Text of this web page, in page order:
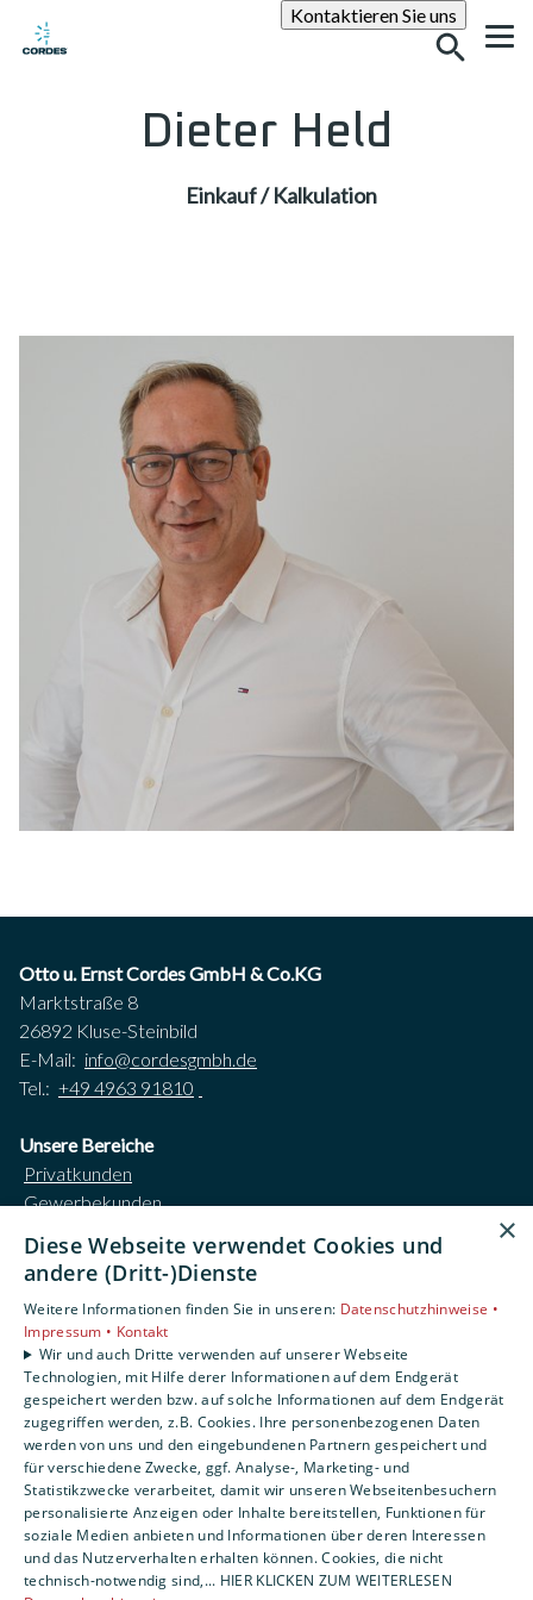
Kontaktieren Sie unsSuche
Dieter Held
Einkauf / Kalkulation
Otto u. Ernst Cordes GmbH & Co.KG
Marktstraße 8
26892 Kluse-Steinbild
E-Mail: info@cordesgmbh.de
Tel.: +49 4963 91810
Unsere Bereiche
Privatkunden
Gewerbekunden
Unternehmen
Kontakt
Impressum
Datenschutzerklärung
AGB
Barrierefreiheitserklärung
×
Diese Webseite verwendet Cookies und
andere (Dritt-)Dienste
Weitere Informationen finden Sie in unseren: Datenschutzhinweise •
Impressum • Kontakt
Wir und auch Dritte verwenden auf unserer Webseite
Technologien, mit Hilfe derer Informationen auf dem Endgerät
gespeichert werden bzw. auf solche Informationen auf dem Endgerät
zugegriffen werden, z.B. Cookies. Ihre personenbezogenen Daten
werden von uns und den eingebundenen Partnern gespeichert und
für verschiedene Zwecke, ggf. Analyse-, Marketing- und
Statistikzwecke verarbeitet, damit wir unseren Webseitenbesuchern
personalisierte Anzeigen oder Inhalte bereitstellen, Funktionen für
soziale Medien anbieten und Informationen über deren Interessen
und das Nutzerverhalten erhalten können. Cookies, die nicht
technisch-notwendig sind,... HIER KLICKEN ZUM WEITERLESEN